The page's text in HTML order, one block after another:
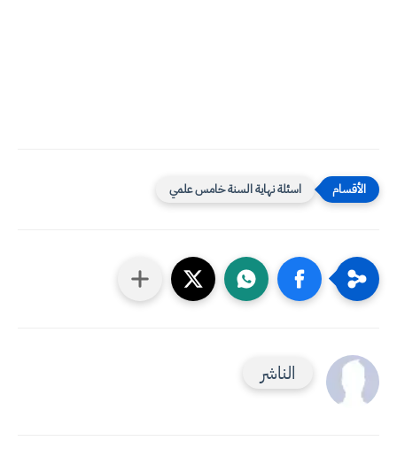
اسئلة نهاية السنة خامس علمي
الناشر